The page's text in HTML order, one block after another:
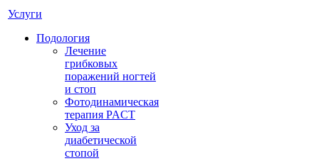
Услуги
Подология
Лечение
грибковых
поражений ногтей
и стоп
Фотодинамическая
терапия PACT
Уход за
диабетической
стопой